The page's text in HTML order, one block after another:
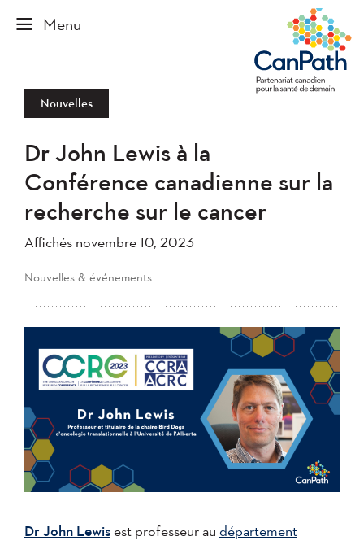
Nouvelles
Dr John Lewis à la
Conférence canadienne sur la
recherche sur le cancer
Affichés novembre 10, 2023
Nouvelles & événements
Dr John Lewisest professeur au département